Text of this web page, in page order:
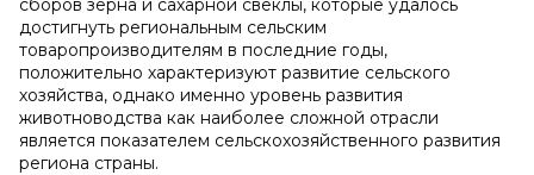
сборов зерна и сахарной свеклы, которые удалось
достигнуть региональным сельским
товаропроизводителям в последние годы,
положительно характеризуют развитие сельского
хозяйства, однако именно уровень развития
животноводства как наиболее сложной отрасли
является показателем сельскохозяйственного развития
региона страны.